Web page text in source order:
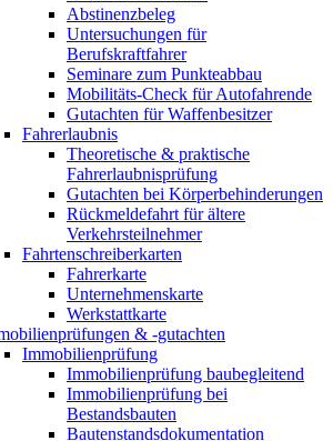
Abstinenzbeleg
Untersuchungen für
Berufskraftfahrer
Seminare zum Punkteabbau
Mobilitäts-Check für Autofahrende
Gutachten für Waffenbesitzer
Fahrerlaubnis
Theoretische & praktische
Fahrerlaubnisprüfung
Gutachten bei Körperbehinderungen
Rückmeldefahrt für ältere
Verkehrsteilnehmer
Fahrtenschreiberkarten
Fahrerkarte
Unternehmenskarte
Werkstattkarte
& -gutachten
Immobilienprüfung
Immobilienprüfung baubegleitend
Immobilienprüfung bei
Bestandsbauten
Bautenstandsdokumentation